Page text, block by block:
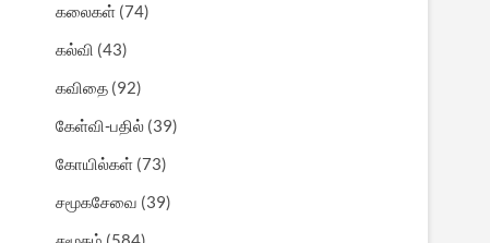
கலைகள் (74)
கல்வி (43)
கவிதை (92)
கேள்வி-பதில் (39)
கோயில்கள் (73)
சமூகசேவை (39)